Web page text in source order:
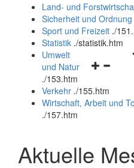
und
schließen
Land- und
Sicherheit und Ordnung
Sport und Freizeit ./
Statistik ./statistik.htm
und
schließen
Umwelt
und Natur
./153.htm
Verkehr ./155.htm
Wirtschaft, Arbeit und
./157.htm
Aktuelle